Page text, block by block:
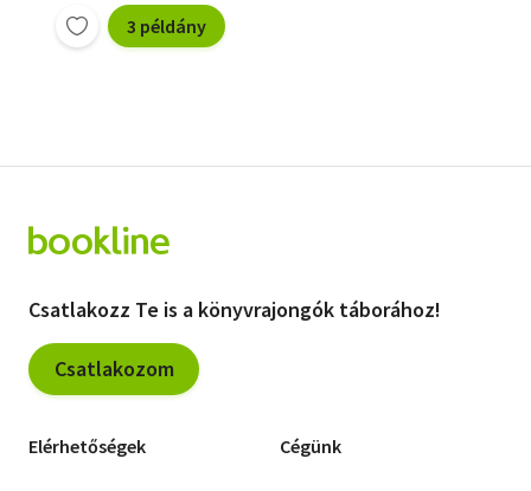
3 példány
Csatlakozz Te is a könyvrajongók táborához!
Csatlakozom
Elérhetőségek Cégünk